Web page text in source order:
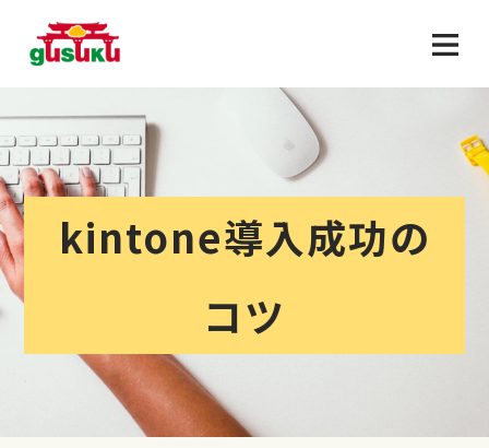
kintone導入成功の
コツ